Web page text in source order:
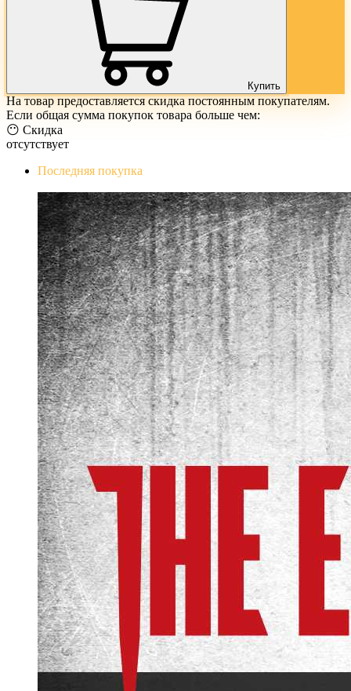
Купить
На товар предоставляется скидка постоянным покупателям.
Если общая сумма покупок товара больше чем:
😶 Скидка
отсутствует
Последняя покупка